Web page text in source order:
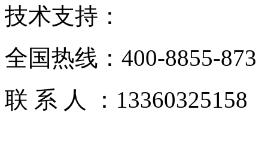
技术支持：
全国热线： 400-8855-873
联 系 人 ： 13360325158